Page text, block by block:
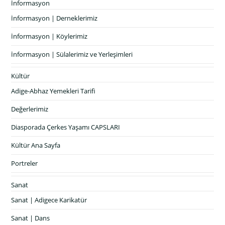
İnformasyon
İnformasyon | Derneklerimiz
İnformasyon | Köylerimiz
İnformasyon | Sülalerimiz ve Yerleşimleri
Kültür
Adige-Abhaz Yemekleri Tarifi
Değerlerimiz
Diasporada Çerkes Yaşamı CAPSLARI
Kültür Ana Sayfa
Portreler
Sanat
Sanat | Adigece Karikatür
Sanat | Dans